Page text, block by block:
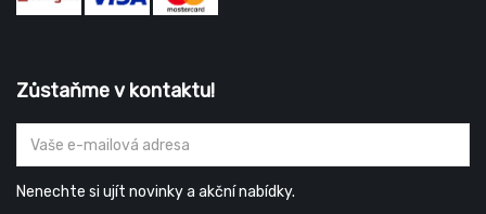
Zůstaňme v kontaktu!
Nenechte si ujít novinky a akční nabídky.